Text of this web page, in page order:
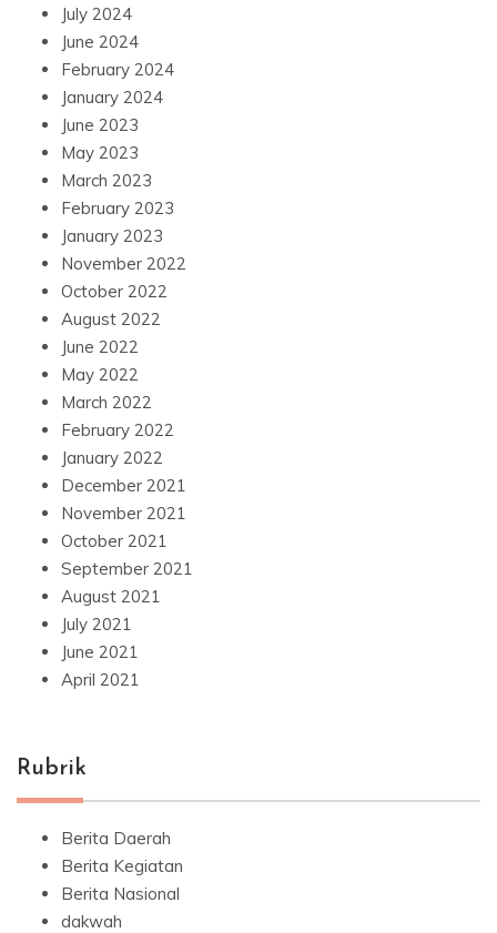
July 2024
June 2024
February 2024
January 2024
June 2023
May 2023
March 2023
February 2023
January 2023
November 2022
October 2022
August 2022
June 2022
May 2022
March 2022
February 2022
January 2022
December 2021
November 2021
October 2021
September 2021
August 2021
July 2021
June 2021
April 2021
Rubrik
Berita Daerah
Berita Kegiatan
Berita Nasional
dakwah